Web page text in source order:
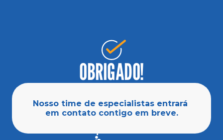
OBRIGADO!
Nosso time de especialistas entrará
em contato contigo em breve.